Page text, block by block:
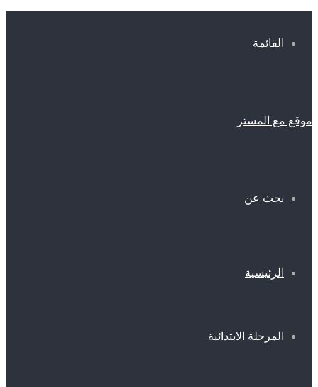
القائمة
موقع مع المستر
بحث عن
الرئيسية
المرحلة الابتدائية